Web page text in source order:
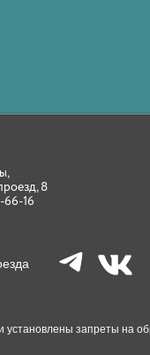
8
66-16
установлены запреты на